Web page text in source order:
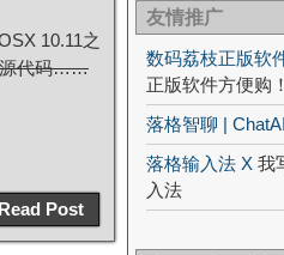
10.11之
源代码……
Post
友情推广
数码荔枝正版软
正版软件方便购！
落格智聊 | ChatAI
落格输入法 X 我
入法